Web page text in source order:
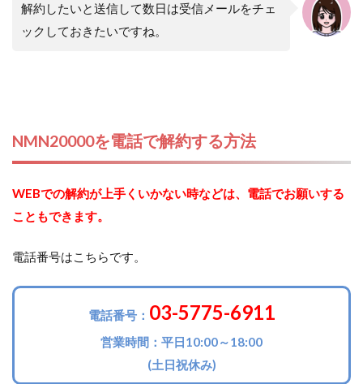
解約したいと送信して数日は受信メールをチェ
ックしておきたいですね。
NMN20000を電話で解約する方法
WEBでの解約が上手くいかない時などは、電話でお願いする
こともできます。
電話番号はこちらです。
電話番号： 03-5775-6911
営業時間：平日10:00～18:00
(土日祝休み)